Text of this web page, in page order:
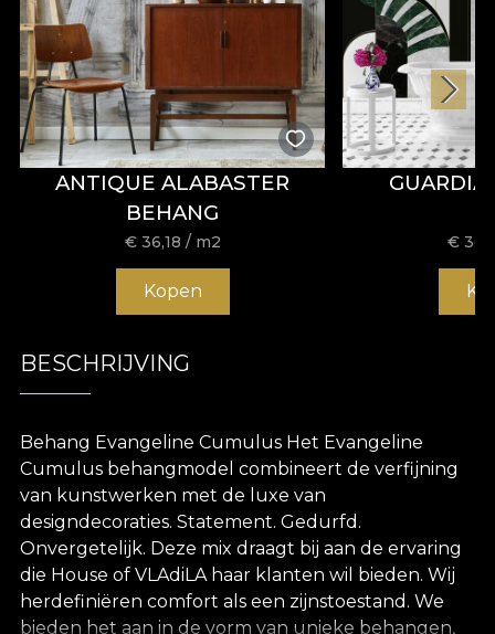
ANTIQUE ALABASTER
BEHANG
€ 36,18 / m2
Kopen
€
BESCHRIJVING
Behang Evangeline Cumulus Het Evangeline
Cumulus behangmodel combineert de verfijning
van kunstwerken met de luxe van
designdecoraties. Statement. Gedurfd.
Onvergetelijk. Deze mix draagt bij aan de ervaring
die House of VLAdiLA haar klanten wil bieden. Wij
herdefiniëren comfort als een zijnstoestand. We
bieden het aan in de vorm van unieke behangen,